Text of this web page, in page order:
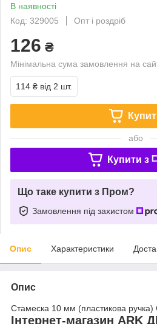
В наявності
Код: 329005
Опт і роздріб
126 ₴
Мінімальна сума замовлення на
114 ₴ від 2 шт.
або
Купити з
Що таке купити з Пром?
Замовлення під захистом
Опис Характеристики
Опис
Стамеска 10 мм (пластикова
Інтернет-магазин ARK